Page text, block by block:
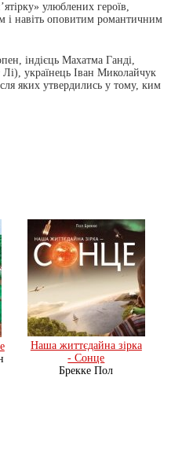
улюблених героїв,
і навіть оповитим романтичним
індієць Махатма Ганді,
українець Іван Миколайчук
яких утвердились у тому, ким
Наша життєдайна зiрка
- Сонце
Брекке Пол